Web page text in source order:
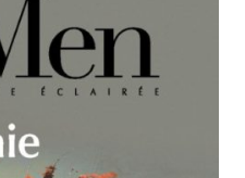
variations.
Les
options
peuvent
être
choisies